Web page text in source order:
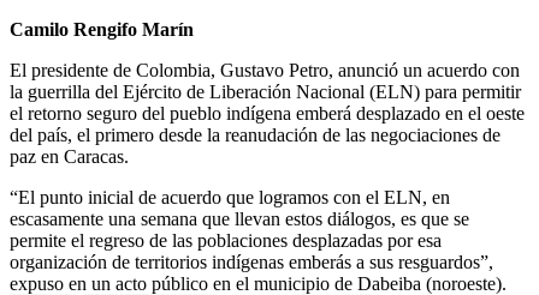
Camilo Rengifo Marín
El presidente de Colombia, Gustavo Petro, anunció un acuerdo con
la guerrilla del Ejército de Liberación Nacional (ELN) para permitir
el retorno seguro del pueblo indígena emberá desplazado en el oeste
del país, el primero desde la reanudación de las negociaciones de
paz en Caracas.
“El punto inicial de acuerdo que logramos con el ELN, en
escasamente una semana que llevan estos diálogos, es que se
permite el regreso de las poblaciones desplazadas por esa
organización de territorios indígenas emberás a sus resguardos”,
expuso en un acto público en el municipio de Dabeiba (noroeste).